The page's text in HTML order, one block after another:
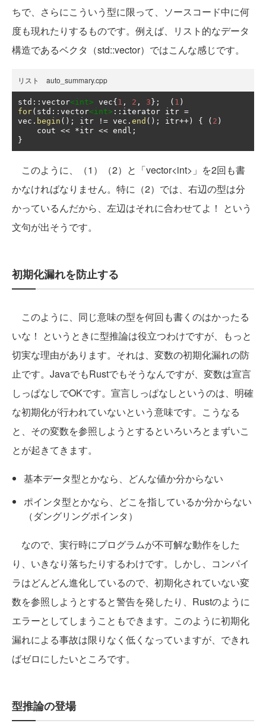
ちで、さらにこういう型に限って、ソースコード中に何
度も現れたりするものです。例えば、リスト的なデータ
構造であるベクタ（std::vector）ではこんな感じです。
リスト auto_summary.cpp
std :: vector<int> vec{ 1 , 2 , 3 }; ( 1 )
for( std :: vector<int> :: iterator itr =
vec . begin (); itr != vec . end (); itr++) { ( 2 )
    cout
<< *itr << endl ;
}
このように、（1）（2）と「vector<int>」を2回も書
かなければなりません。特に（2）では、右辺の型は分
かっているんだから、左辺はそれに合わせてよ！ という
文句が出そうです。
初期化漏れを防止する
このように、同じ意味の型を何回も書くのはかったる
いな！ というときに型推論は役立つわけですが、もっと
切実な理由があります。それは、変数の初期化漏れの防
止です。JavaでもRustでもそうなんですが、変数は宣言
しっぱなしでOKです。宣言しっぱなしというのは、明確
な初期化が行われていないという意味です。こうなる
と、その変数を参照しようとするといろいろとまずいこ
とが起きてきます。
基本データ型とかなら、どんな値か分からない
ポインタ型とかなら、どこを指しているか分からない
（ダングリングポインタ）
なので、実行時にプログラムが不可解な動作をした
り、いきなり落ちたりするわけです。しかし、コンパイ
ラはどんどん進化しているので、初期化されていない変
数を参照しようとすると警告を発したり、Rustのように
エラーとしてしまうこともできます。このように初期化
漏れによる事故は限りなく低くなっていますが、できれ
ばゼロにしたいところです。
型推論の登場